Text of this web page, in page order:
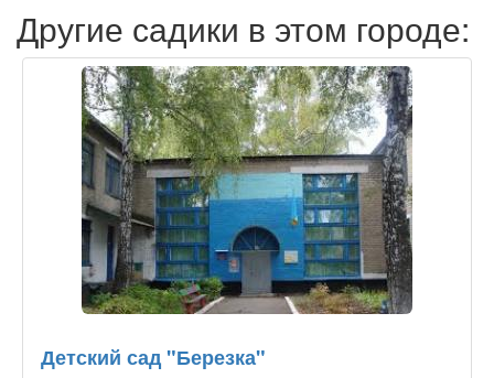
Другие садики в этом городе:
Детский сад "Березка"